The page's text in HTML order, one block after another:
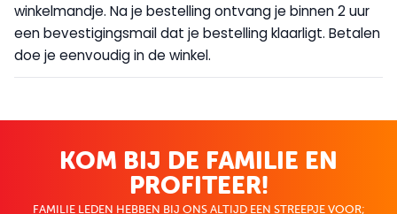
winkelmandje. Na je bestelling ontvang je binnen 2 uur
een bevestigingsmail dat je bestelling klaarligt. Betalen
doe je eenvoudig in de winkel.
KOM BIJ DE FAMILIE EN
PROFITEER!
FAMILIE LEDEN HEBBEN BIJ ONS ALTIJD EEN STREEPJE VOOR;